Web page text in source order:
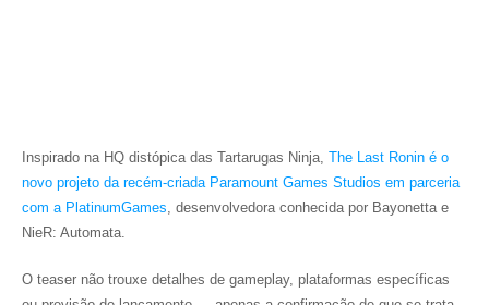
Inspirado na HQ distópica das Tartarugas Ninja, The Last Ronin é o
novo projeto da recém-criada Paramount Games Studios em parceria
com a PlatinumGames, desenvolvedora conhecida por Bayonetta e
NieR: Automata.
O teaser não trouxe detalhes de gameplay, plataformas específicas